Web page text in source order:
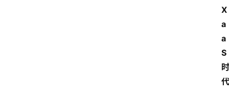
X
a
a
S
时
代